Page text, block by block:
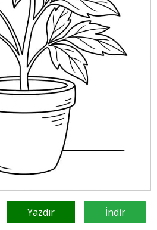
Yazdır İndir